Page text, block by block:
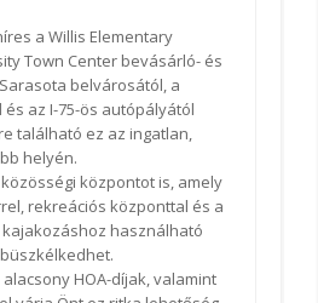
a Willis Elementary
Town Center bevásárló- és
belvárosától, a
az I-75-ös autópályától
található ez az ingatlan,
helyén.
központot is, amely
rekreációs központtal és a
használható
HOA-díjak, valamint